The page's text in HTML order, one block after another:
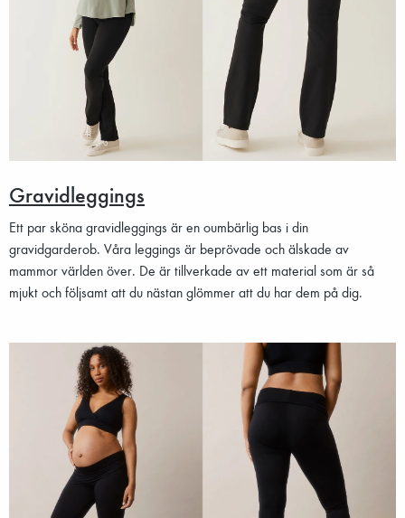
Gravidleggings
Ett par sköna gravidleggings är en oumbärlig bas i din
gravidgarderob. Våra leggings är beprövade och älskade av
mammor världen över. De är tillverkade av ett material som är så
mjukt och följsamt att du nästan glömmer att du har dem på dig.